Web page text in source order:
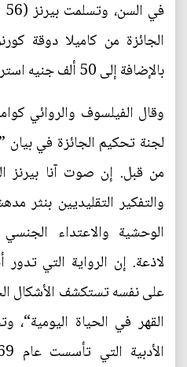
الجائزة من كاميلا دوقة
بالإضافة إلى 50 ألف جنيه استرليني (65900 دولار).
وقال الفيلسوف والروائي
لجنة تحكيم الجائزة في بيان
من قبل. إن صوت آنا بيرنز
والتفكير التقليديين بنثر
الوحشية والاعتداء
لاذعة. إن الرواية التي
على نفسه تستكشف الأشكال
القهر في الحياة اليومية“،